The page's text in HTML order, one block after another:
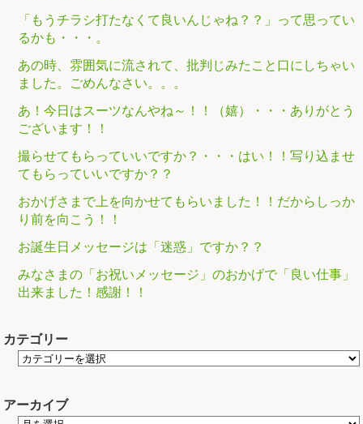
「もうチラシ打たなくて良いんじゃね？？」って思ってい
るかも・・・。
あの時、雰囲気に流されて、批判じみたこと口にしちゃい
ました。ごめんなさい。。。
あ！今日はスーツなんやね～！！（嬉）・・・ありがとう
ございます！！
撮らせてもらっていいですか？・・・はい！！写り込ませ
てもらっていいですか？？
おかげさまで上を向かせてもらいました！！だからしっか
り前を向こう！！
お誕生日メッセージは「迷惑」ですか？？
みなさまの「お祝いメッセージ」のおかげで「良い仕事」
出来ました！感謝！！
カテゴリー
アーカイブ